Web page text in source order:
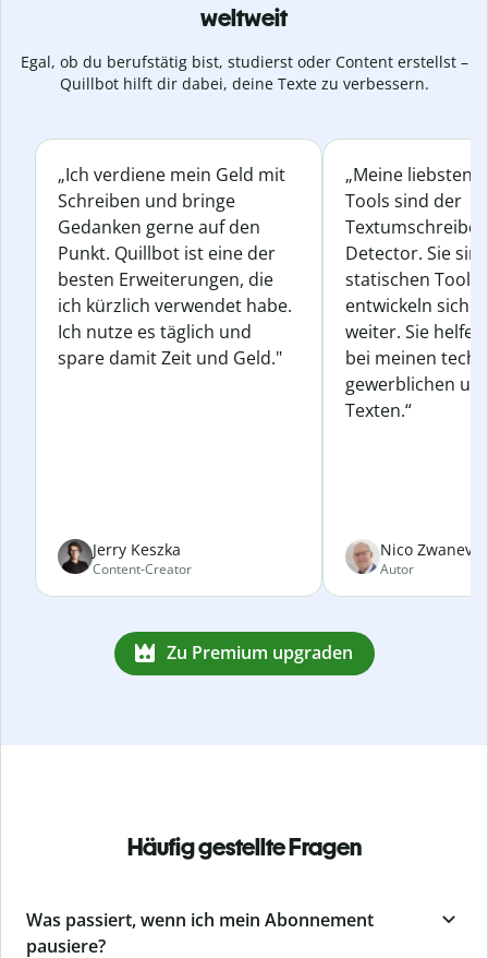
weltweit
Egal, ob du berufstätig bist, studierst oder Content erstellst –
Quillbot hilft dir dabei, deine Texte zu verbessern.
„Ich verdiene mein Geld mit
Schreiben und bringe
Gedanken gerne auf den
Punkt. Quillbot ist eine der
besten Erweiterungen, die
ich kürzlich verwendet habe.
Ich nutze es täglich und
spare damit Zeit und Geld."
Jerry Keszka
Content-Creator
„Meine liebsten
Tools sind der
Detector. Sie
statischen
entwickeln sich
weiter. Sie
bei meinen
gewerblichen
Texten.“
Nico
Autor
Zu Premium upgraden
Häufig gestellte Fragen
Was passiert, wenn ich mein Abonnement
pausiere?